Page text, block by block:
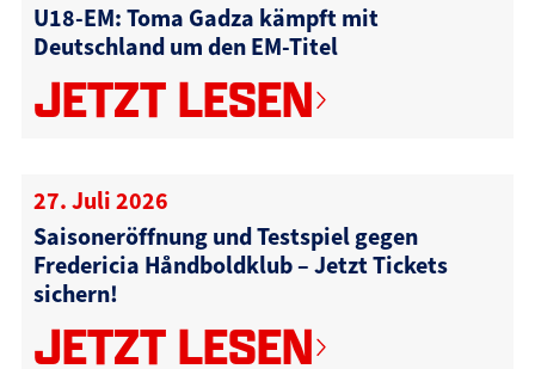
U18-EM: Toma Gadza kämpft mit
Deutschland um den EM-Titel
JETZT LESEN
27. Juli 2026
Saisoneröffnung und Testspiel gegen
Fredericia Håndboldklub – Jetzt Tickets
sichern!
JETZT LESEN